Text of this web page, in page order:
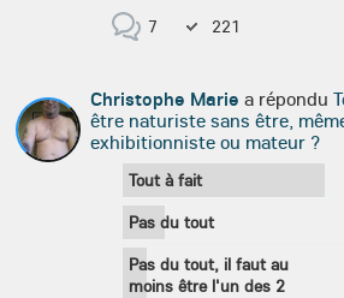
7 221
Christophe Marie a répondu
être naturiste sans être,
exhibitionniste ou mateur ?
Tout à fait
Pas du tout
Pas du tout, il faut au
moins être l'un des 2